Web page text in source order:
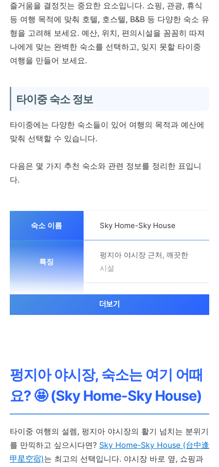
즐거움을 결정짓는 중요한 요소입니다. 쇼핑, 관광, 휴식
등 여행 목적에 맞춰 호텔, 호스텔, B&B 등 다양한 숙소 유
형을 고려해 보세요. 예산, 위치, 편의시설을 꼼꼼히 따져
나에게 맞는 완벽한 숙소를 선택하고, 잊지 못할 타이중
여행을 만들어 보세요.
타이중 숙소 정보
타이중에는 다양한 숙소들이 있어 여행의 목적과 예산에
맞춰 선택할 수 있습니다.
다음은 몇 가지 추천 숙소와 관련 정보를 정리한 표입니
다.
Sky Home-Sky House
펑지아 야시장 근처, 깨끗한
시설
조식 제공, 친절한 서비스
객실 선택
더보기
펑지아 야시장, 숙소는 여기 어때
요? 🤩 (Sky Home-Sky House)
타이중 여행의 설렘, 펑지아 야시장의 활기 넘치는 분위기
를 만끽하고 싶으시다면? Sky Home-Sky House (台中逢
甲星空宿)는 최고의 선택입니다. 야시장 바로 옆, 쇼핑과